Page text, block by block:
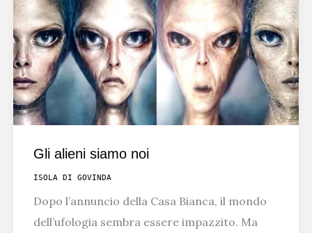
BERLINO
Gli alieni siamo noi
ISOLA DI GOVINDA
Dopo l’annuncio della Casa Bianca, il mondo
dell’ufologia sembra essere impazzito. Ma